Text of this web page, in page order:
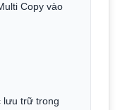
Copy vào
lưu trữ trong